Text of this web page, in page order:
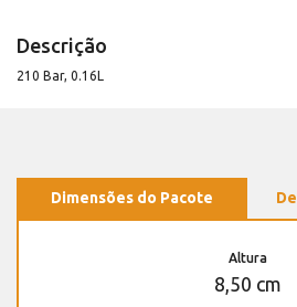
Descrição
210 Bar, 0.16L
Dimensões do Pacote
Altura
8,50 cm